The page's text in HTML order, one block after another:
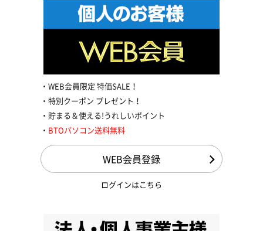
WEB会員限定 特価SALE！
特別クーポン プレゼント！
貯まる＆使える!うれしいポイント
BTOパソコン送料無料
WEB会員登録
ログインはこちら